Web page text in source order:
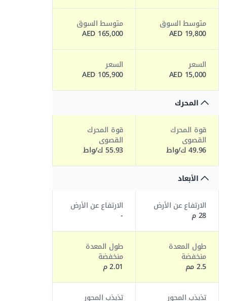
متوسط السوق
19,800 AED
متوسط السوق
165,000 AED
السعر
15,000 AED
السعر
105,900 AED
المحرك
قوة المحرك
القصوى
49.96 ك/واط
قوة المحرك
القصوى
55.93 ك/واط
الأبعاد
الارتفاع عن الأرض
28 م
الارتفاع عن الأرض
-
طول المعدة
منخفضة
2.5 مم
طول المعدة
منخفضة
2.01 م
تذبذب المحور تذبذب المحور